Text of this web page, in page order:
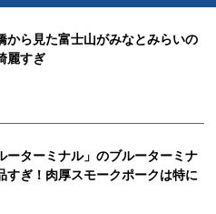
から見た富士山がみなとみらいの
麗すぎ
ーターミナル」のブルーターミナ
すぎ！肉厚スモークポークは特に